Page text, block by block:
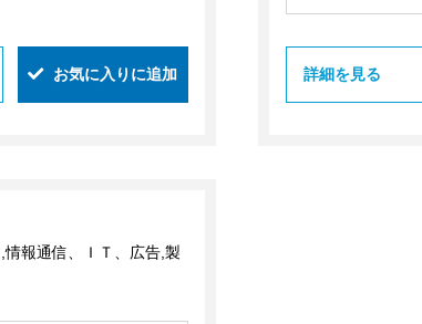
お気に入りに追加 詳細を見る
報通信、ＩＴ、広告,製